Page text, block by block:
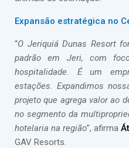
Expansão estratégica no
“O Jeriquiá Dunas Resort
padrão em Jeri, com
hospitalidade. É um
estações. Expandimos
projeto que agrega valor ao
no segmento da
hotelaria na região”, afirma
GAV Resorts.